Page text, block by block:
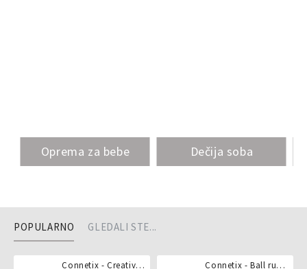
Oprema za bebe Dečija soba
POPULARNO GLEDALI STE...
Connetix - Creative pack 102 dela Connetix - Ball run pastel 106 delova